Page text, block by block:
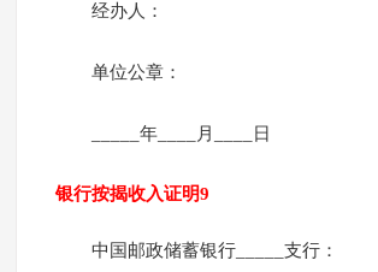
经办人：
单位公章：
_____年____月____日
银行按揭收入证明9
中国邮政储蓄银行_____支行：